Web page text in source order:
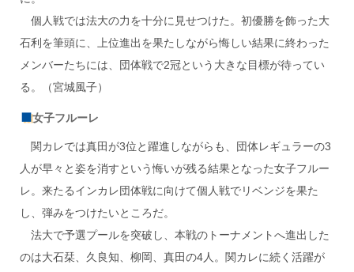
個人戦では法大の力を十分に見せつけた。初優勝を飾った大
石利を筆頭に、上位進出を果たしながら悔しい結果に終わった
メンバーたちには、団体戦で2冠という大きな目標が待ってい
る。（宮城風子）
女子フルーレ
関カレでは真田が3位と躍進しながらも、団体レギュラーの3
人が早々と姿を消すという悔いが残る結果となった女子フルー
レ。来たるインカレ団体戦に向けて個人戦でリベンジを果た
し、弾みをつけたいところだ。
法大で予選プールを突破し、本戦のトーナメントへ進出した
のは大石栞、久良知、柳岡、真田の4人。関カレに続く活躍が